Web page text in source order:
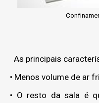
As principais
• Menos volume de ar
• O resto da sala é